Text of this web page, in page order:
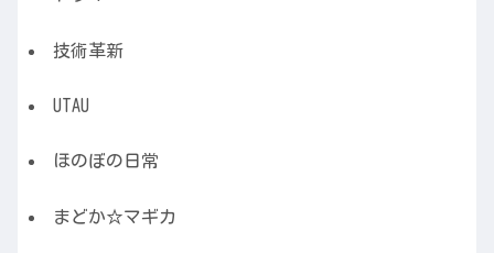
技術革新
UTAU
ほのぼの日常
まどか☆マギカ